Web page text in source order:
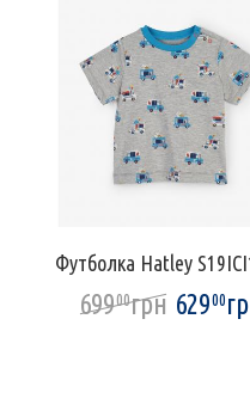
Футболка Hatley
69900грн 62900